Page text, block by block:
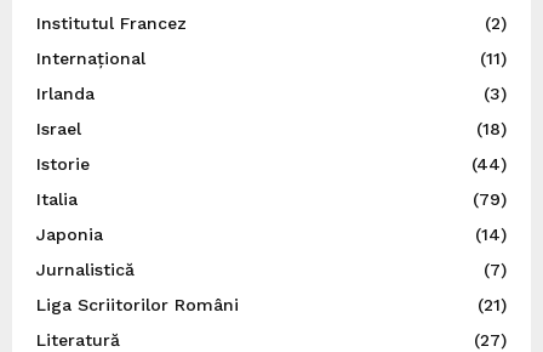
Institutul Francez
(2)
Internațional
(11)
Irlanda
(3)
Israel
(18)
Istorie
(44)
Italia
(79)
Japonia
(14)
Jurnalistică
(7)
Liga Scriitorilor Români
(21)
Literatură
(27)